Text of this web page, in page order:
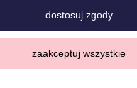
Sklep internetowy Shoper.pl
dostosuj zgody
zaakceptuj wszystkie